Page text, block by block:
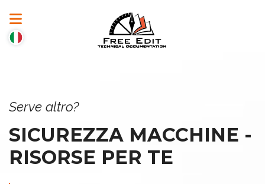
Serve altro?
SICUREZZA MACCHINE -
RISORSE PER TE